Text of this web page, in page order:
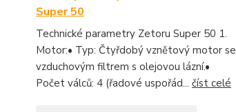
Super 50
Technické parametry Zetoru Super 50 1.
Motor:• Typ: Čtyřdobý vznětový motor se
vzduchovým filtrem s olejovou lázní.•
Počet válců: 4 (řadové uspořád... číst celé